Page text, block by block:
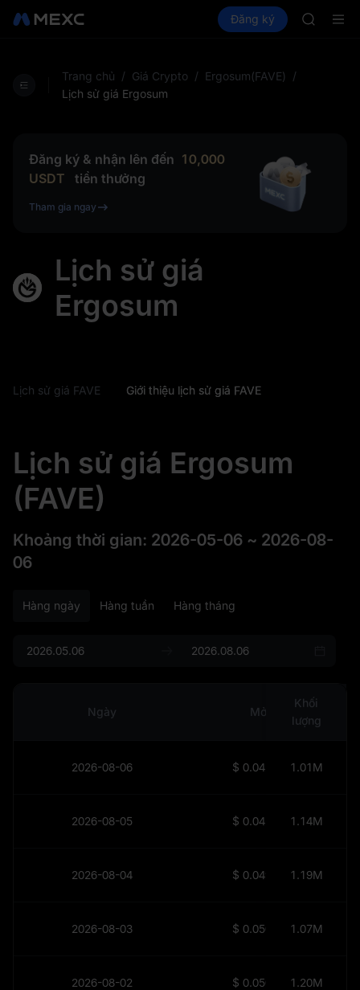
Thị trường Spot Futures PLTR
Đăng ký
Trang chủ / Giá Crypto / Ergosum(FAVE)
/
Lịch sử giá Ergosum
Đăng ký & nhận lên đến 10,000
USDT
tiền thưởng
Tham gia ngay
Lịch sử giá
Ergosum
Lịch sử giá FAVE Giới thiệu lịch sử giá FAVE
Lịch sử giá Ergosum
(FAVE)
Khoảng thời gian: 2026-05-06 ~ 2026-08-
06
Hàng ngày Hàng tuần Hàng tháng
Ngày Mở
Khối
lượng
2026-08-06 $ 0.04298 1.01M
2026-08-05 $ 0.04541 1.14M
2026-08-04 $ 0.04995 1.19M
2026-08-03 $ 0.05051 1.07M
2026-08-02 $ 0.05041 1.20M